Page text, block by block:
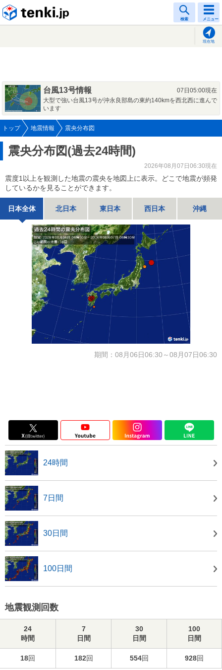
検索 メニュー
現在地
台風13号情報
07日05:00現在
大型で強い台風13号が沖永良部島の東約140kmを西北西に進んで
います
トップ 地震情報 震央分布図
震央分布図(過去24時間)
2026年08月07日06:30現在
震度1以上を観測した地震の震央を地図上に表示。どこで地震が頻発
しているかを見ることができます。
日本全体 北日本 東日本 西日本 沖縄
期間：08月06日06:30～08月07日06:30
24時間
7日間
30日間
100日間
地震観測回数
24
時間
7
日間
30
日間
100
日間
18回 182回 554回 928回